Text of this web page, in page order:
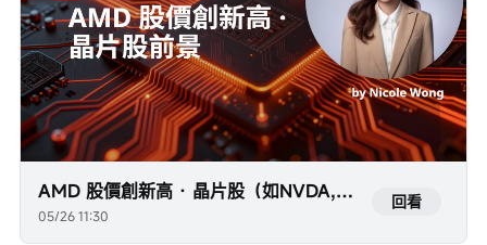
AMD 股價創新高 · 晶片股（如NVDA,AVGO 等）前景
05/26 11:30
回看